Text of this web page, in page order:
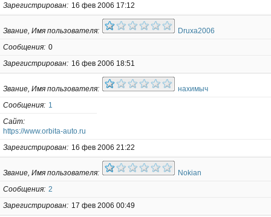
Зарегистрирован
16 фев 2006 17:12
Звание, Имя пользователя
Druxa2006
Сообщения 0
Зарегистрирован
16 фев 2006 18:51
Звание, Имя пользователя
нахимыч
Сообщения
1
Сайт
https://www.orbita-auto.ru
Зарегистрирован
16 фев 2006 21:22
Звание, Имя пользователя
Nokian
Сообщения 2
Зарегистрирован
17 фев 2006 00:49